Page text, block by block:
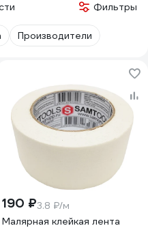
Фильтры
Производители
190 ₽3.8 ₽/м
Малярная клейкая лента